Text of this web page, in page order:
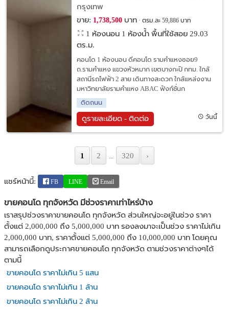
กรุงเทพ
ขาย: 1,738,500บาท ตรม.ละ 59,886 บาท
1 ห้องนอน 1 ห้องน้ำ พื้นที่ใช้สอย 29.03
ตร.ม.
คอนโด 1 ห้องนอน ดีคอนโด รามคำแหงซอย9
ถ.รามคำแหง แขวงหัวหมาก เขตบางกะปิ กทม. ใกล้
สถานีรถไฟฟ้า 2 สาย เดินทางสะดวก ใกล้แหล่งงาน
มหาวิทยาลัยรามคำแหง ABAC ฟังก์ชั่นก
ติดถนน
ดูรายละเอียด - ติดต่อ วันนี้
1 2 ... 320 ›
แชร์หน้านี้: FB LINE Email
ขายคอนโด ทุกจังหวัด มีช่วงราคาเท่าไหร่บ้าง
เราสรุปช่วงราคาขายคอนโด ทุกจังหวัด ส่วนใหญ่จะอยู่ในช่วง ราคา
ตั้งแต่ 2,000,000 ถึง 5,000,000 บาท รองลงมาจะเป็นช่วง ราคาไม่เกิน
2,000,000 บาท, ราคาตั้งแต่ 5,000,000 ถึง 10,000,000 บาท โดยคุณ
สามารถเลือกดูประกาศขายคอนโด ทุกจังหวัด ตามช่วงราคาต่างๆได้
ตามนี้
ขายคอนโด ราคาไม่เกิน 5 แสน
ขายคอนโด ราคาไม่เกิน 1 ล้าน
ขายคอนโด ราคาไม่เกิน 2 ล้าน